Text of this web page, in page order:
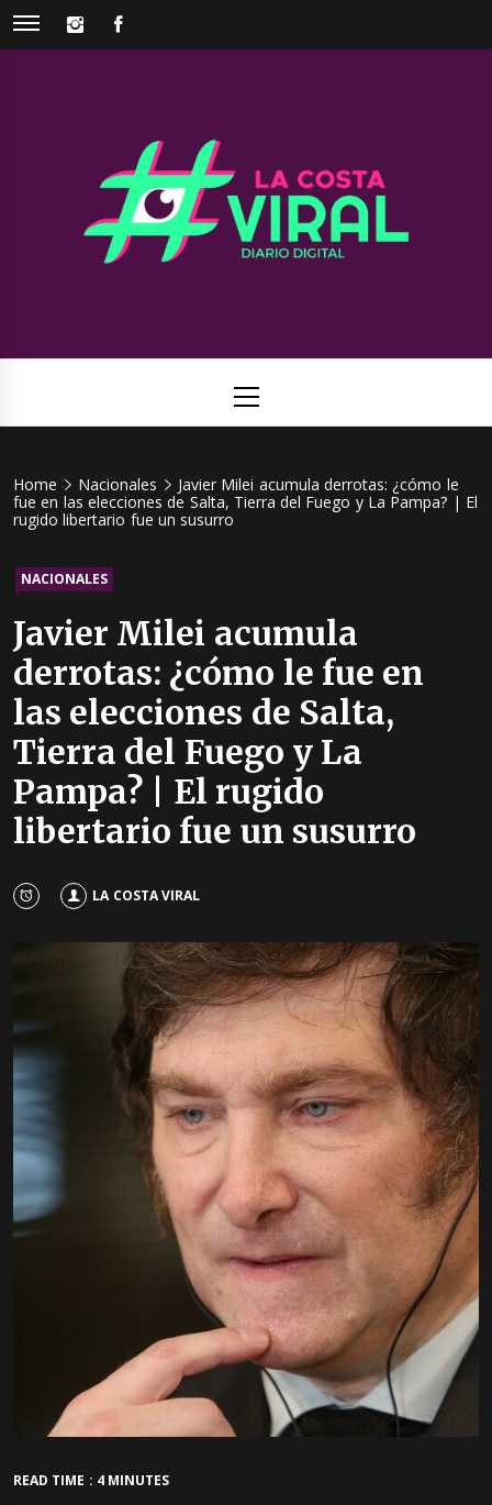
Skip
INSTAGRAM
Viral
Menu
Home Nacionales
Javier Milei acumula derrotas: ¿cómo le
fue en las elecciones de Salta, Tierra del Fuego y La Pampa? | El
rugido libertario fue un susurro
NACIONALES
Javier Milei acumula
derrotas: ¿cómo le fue en
las elecciones de Salta,
Tierra del Fuego y La
Pampa? | El rugido
libertario fue un susurro
LA COSTA VIRAL
READ TIME : 4 MINUTES